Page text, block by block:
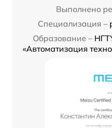
Выполнено
Специализация –
Образование –
«Автоматизация